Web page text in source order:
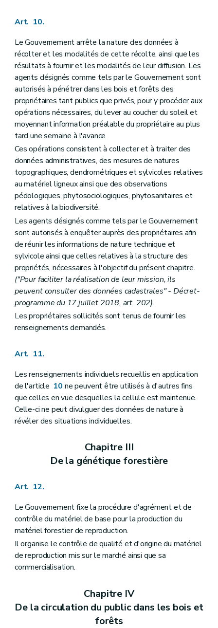
Art. 10.
Le Gouvernement arrête la nature des données à
récolter et les modalités de cette récolte, ainsi que les
résultats à fournir et les modalités de leur diffusion. Les
agents désignés comme tels par le Gouvernement sont
autorisés à pénétrer dans les bois et forêts des
propriétaires tant publics que privés, pour y procéder aux
opérations nécessaires, du lever au coucher du soleil et
moyennant information préalable du propriétaire au plus
tard une semaine à l'avance.
Ces opérations consistent à collecter et à traiter des
données administratives, des mesures de natures
topographiques, dendrométriques et sylvicoles relatives
au matériel ligneux ainsi que des observations
pédologiques, phytosociologiques, phytosanitaires et
relatives à la biodiversité.
Les agents désignés comme tels par le Gouvernement
sont autorisés à enquêter auprès des propriétaires afin
de réunir les informations de nature technique et
sylvicole ainsi que celles relatives à la structure des
propriétés, nécessaires à l'objectif du présent chapitre.
("Pour faciliter la réalisation de leur mission, ils
peuvent consulter des données cadastrales" - Décret-
programme du 17 juillet 2018, art. 202).
Les propriétaires sollicités sont tenus de fournir les
renseignements demandés.
Art. 11.
Les renseignements individuels recueillis en application
de l'article 10 ne peuvent être utilisés à d'autres fins
que celles en vue desquelles la cellule est maintenue.
Celle-ci ne peut divulguer des données de nature à
révéler des situations individuelles.
Chapitre III
De la génétique forestière
Art. 12.
Le Gouvernement fixe la procédure d'agrément et de
contrôle du matériel de base pour la production du
matériel forestier de reproduction.
Il organise le contrôle de qualité et d'origine du matériel
de reproduction mis sur le marché ainsi que sa
commercialisation.
Chapitre IV
De la circulation du public dans les bois et
forêts